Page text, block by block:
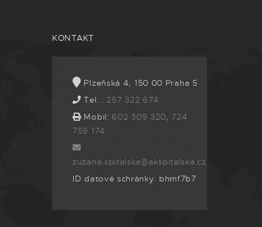
KONTAKT
Plzeňská 4, 150 00 Praha 5
Tel. : 257 322 674
Mobil: 602 309 320, 724
759 174
zuzana.spitalska@akspitalska.cz
ID datové schránky: bhmf7b7